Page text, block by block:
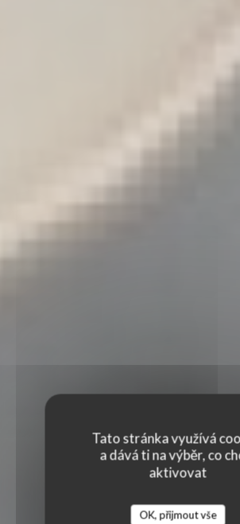
Tato stránka využívá
a dává ti na výběr, co
aktivovat
OK, přijmout vše